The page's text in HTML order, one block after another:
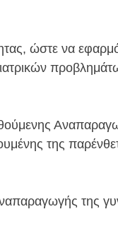
ώστε να
της
της